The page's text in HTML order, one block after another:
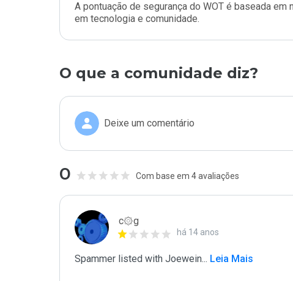
A pontuação de segurança do WOT é baseada
em tecnologia e comunidade.
O que a comunidade diz?
Deixe um comentário
0 Com base em 4 avaliações
c۞g
há 14 anos
Spammer listed with Joewein... Leia Mais